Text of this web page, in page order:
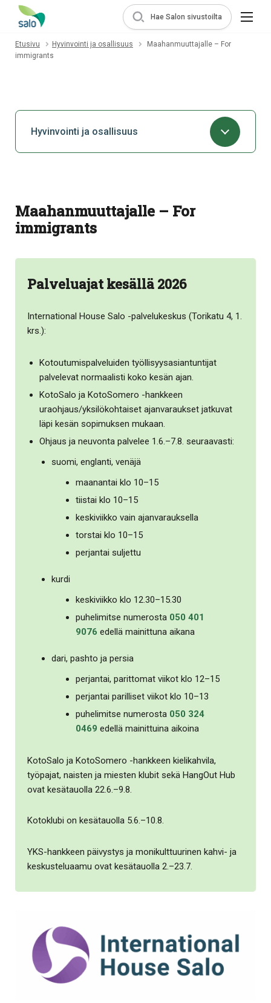
Hae Salon sivustoilta
Etusivu Hyvinvointi ja osallisuus
Maahanmuuttajalle – For
immigrants
Hyvinvointi ja osallisuus
Maahanmuuttajalle – For
immigrants
Palveluajat kesällä 2026
International House Salo -palvelukeskus (Torikatu 4, 1.
krs.):
Kotoutumispalveluiden työllisyysasiantuntijat
palvelevat normaalisti koko kesän ajan.
KotoSalo ja KotoSomero -hankkeen
uraohjaus/yksilökohtaiset ajanvaraukset jatkuvat
läpi kesän sopimuksen mukaan.
Ohjaus ja neuvonta palvelee 1.6.–7.8. seuraavasti:
suomi, englanti, venäjä
maanantai klo 10–15
tiistai klo 10–15
keskiviikko vain ajanvarauksella
torstai klo 10–15
perjantai suljettu
kurdi
keskiviikko klo 12.30–15.30
puhelimitse numerosta 050 401
9076 edellä mainittuna aikana
dari, pashto ja persia
perjantai, parittomat viikot klo 12–15
perjantai parilliset viikot klo 10–13
puhelimitse numerosta 050 324
0469 edellä mainittuina aikoina
KotoSalo ja KotoSomero -hankkeen kielikahvila,
työpajat, naisten ja miesten klubit sekä HangOut Hub
ovat kesätauolla 22.6.–9.8.
Kotoklubi on kesätauolla 5.6.–10.8.
YKS-hankkeen päivystys ja monikulttuurinen kahvi- ja
keskusteluaamu ovat kesätauolla 2.–23.7.